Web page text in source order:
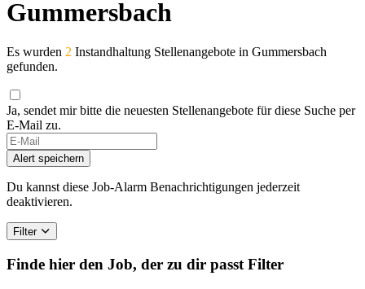
Gummersbach
Es wurden 2 Instandhaltung Stellenangebote in Gummersbach
gefunden.
Ja, sendet mir bitte die neuesten Stellenangebote für diese Suche per
E-Mail zu.
Alert speichern
Du kannst diese Job-Alarm Benachrichtigungen jederzeit
deaktivieren.
Filter
Finde hier den Job, der zu dir passt Filter